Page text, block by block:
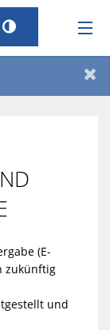
(E-
zukünftig
und